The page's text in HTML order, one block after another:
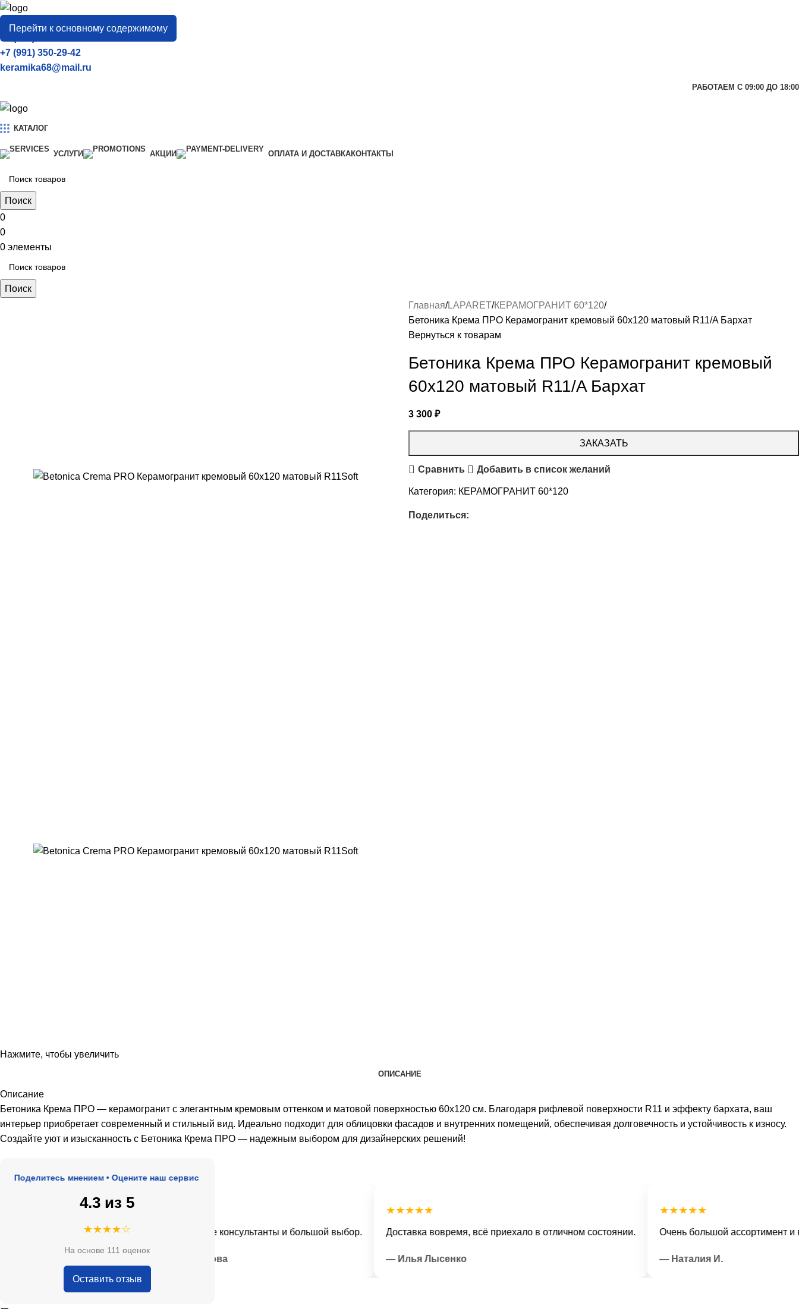
Перейти к основному содержимому
город
Тамбов
+7 (906) 657-33-54
+7 (991) 350-29-42
keramika68@mail.ru
РАБОТАЕМ С 09:00 ДО 18:00
КАТАЛОГ
УСЛУГИ АКЦИИ ОПЛАТА И ДОСТАВКАКОНТАКТЫ
Поиск
0
0
0 элементы
Поиск
Нажмите, чтобы увеличить
Главная LAPARET КЕРАМОГРАНИТ 60*120
Бетоника Крема ПРО Керамогранит кремовый 60х120 матовый R11/A Бархат
Вернуться к товарам
Бетоника Крема ПРО Керамогранит кремовый
60х120 матовый R11/A Бархат
3 300 ₽
ЗАКАЗАТЬ
Сравнить Добавить в список желаний
Категория: КЕРАМОГРАНИТ 60*120
Поделиться:
ОПИСАНИЕ
Описание
Бетоника Крема ПРО — керамогранит с элегантным кремовым оттенком и матовой поверхностью 60х120 см. Благодаря рифлевой поверхности R11 и эффекту бархата, ваш
интерьер приобретает современный и стильный вид. Идеально подходит для облицовки фасадов и внутренних помещений, обеспечивая долговечность и устойчивость к износу.
Создайте уют и изысканность с Бетоника Крема ПРО — надежным выбором для дизайнерских решений!
мнением • Оцените наш сервис
4.3 из 5
★★★★☆
На основе 111 оценок
Оставить отзыв
адекватные цены.
★★★★★
Очень приятные консультанты и большой выбор.
★★★★★
Доставка вовремя, всё приехало в отличном состоянии.
— Илья Лысенко
★★★★★
Очень большой ассортимент и
— Наталия И.